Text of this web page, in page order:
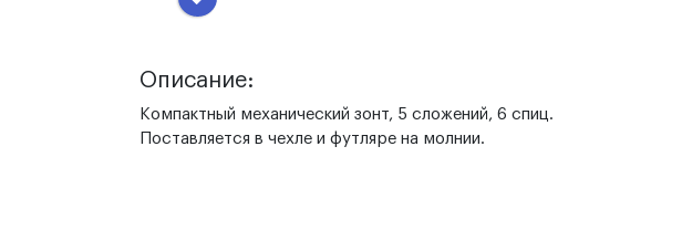
Описание:
Компактный механический зонт, 5 сложений, 6 спиц.
Поставляется в чехле и футляре на молнии.